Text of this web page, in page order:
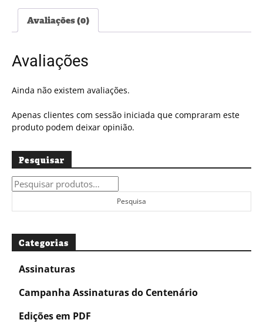
PDF
#5486Avaliações (0)
Avaliações
Ainda não existem avaliações.
Apenas clientes com sessão iniciada que compraram este
produto podem deixar opinião.
Pesquisar
Pesquisar
por:
Pesquisa
Categorias
Assinaturas
Campanha Assinaturas do Centenário
Edições em PDF